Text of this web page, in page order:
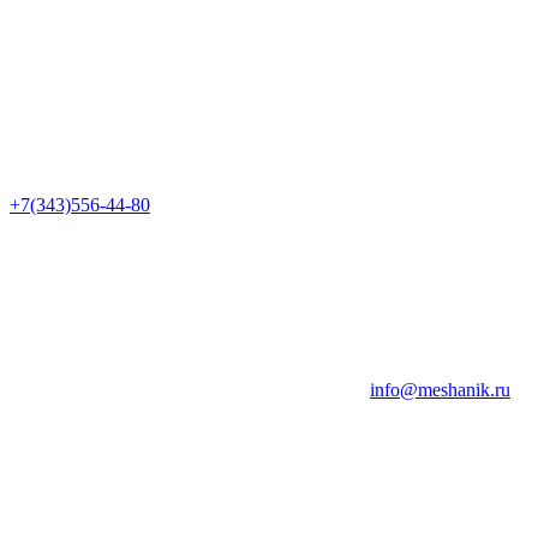
+7(343)556-44-80
info@meshanik.ru